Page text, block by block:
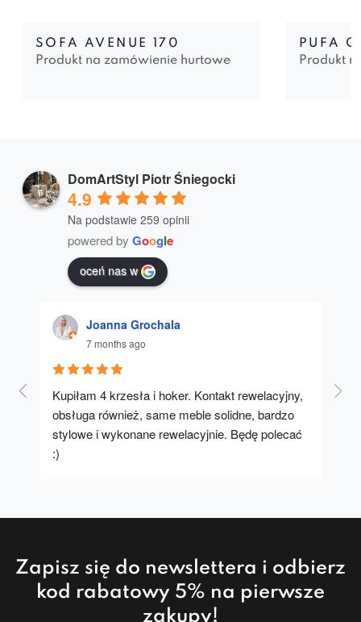
SOFA AVENUE 170
Produkt na zamówienie hurtowe
PUFA
Produkt
DomArtStyl Piotr Śniegocki
4.9
Na podstawie 259 opinii
powered by Google
oceń nas w
Joanna Grochala
7 months ago
Kupiłam 4 krzesła i hoker. Kontakt rewelacyjny,
obsługa również, same meble solidne, bardzo
stylowe i wykonane rewelacyjnie. Będę polecać
:)
A
Zapisz się do newslettera i odbierz
kod rabatowy 5% na pierwsze
zakupy!